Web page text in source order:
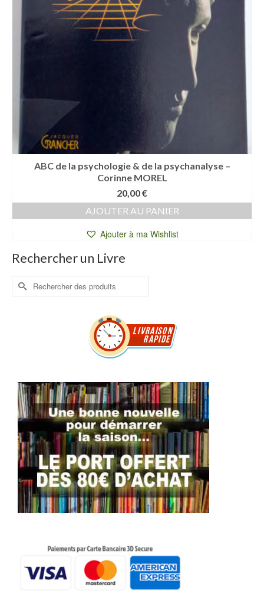
ABC de la psychologie & de la psychanalyse –
Corinne MOREL
20,00€
AJOUTER AU PANIER
Ajouter à ma Wishlist
Rechercher un Livre
Rechercher :